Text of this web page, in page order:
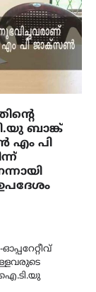
ബാങ്ക്
എം പി
ഐ.ടി.യു